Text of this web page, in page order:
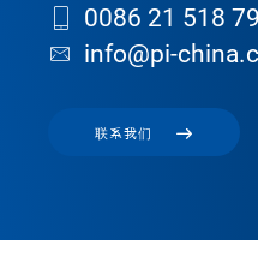
0086 21 518
info@pi-
联系我们